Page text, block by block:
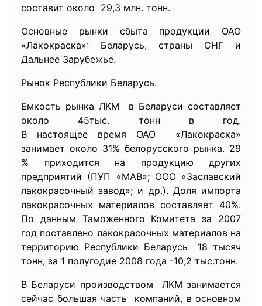
составит около 29,3 млн. тонн.
Основные рынки сбыта продукции ОАО
«Лакокраска»: Беларусь, страны СНГ и
Дальнее Зарубежье.
Рынок Республики Беларусь.
Емкость рынка ЛКМ в Беларуси составляет
около 45тыс. тонн в год.
В настоящее время ОАО «Лакокраска»
занимает около 31% белорусского рынка. 29
% приходится на продукцию других
предприятий (ПУП «МАВ»; ООО «Заславский
лакокрасочный завод»; и др.). Доля импорта
лакокрасочных материалов составляет 40%.
По данным Таможенного Комитета за 2007
год поставлено лакокрасочных материалов на
территорию Республики Беларусь 18 тысяч
тонн, за 1 полугодие 2008 года -10,2 тыс.тонн.
В Беларуси производством ЛКМ занимается
сейчас большая часть компаний, в основном